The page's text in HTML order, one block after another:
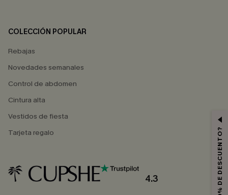
COLECCIÓN POPULAR
Rebajas
Novedades semanales
Control de abdomen
Cintura alta
Vestidos de fiesta
Tarjeta regalo
4.3